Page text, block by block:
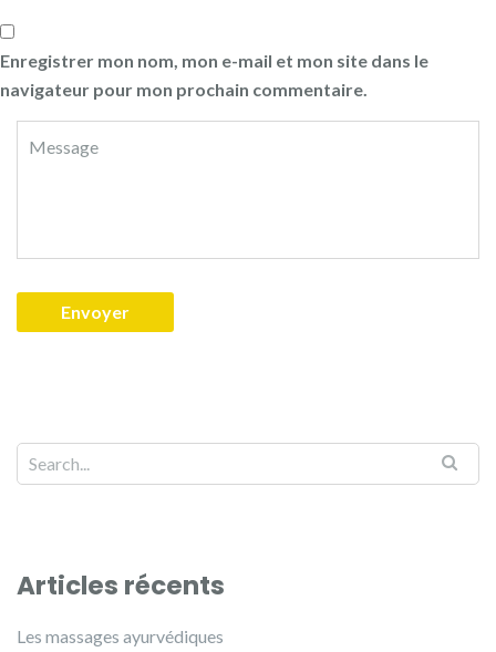
Enregistrer mon nom, mon e-mail et mon site dans le
navigateur pour mon prochain commentaire.
Articles récents
Les massages ayurvédiques